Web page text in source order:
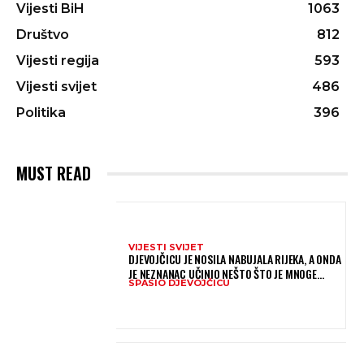
Vijesti BiH
1063
Društvo
812
Vijesti regija
593
Vijesti svijet
486
Politika
396
MUST READ
VIJESTI SVIJET
DJEVOJČICU JE NOSILA NABUJALA RIJEKA, A ONDA
JE NEZNANAC UČINIO NEŠTO ŠTO JE MNOGE
OSTAVILO BEZ RIJEČI
SPASIO DJEVOJČICU